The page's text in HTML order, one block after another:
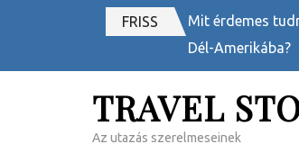
(Press
FRISS
Mit érdemes
Dél-Amerikába?
TRAVEL
Az utazás szerelmeseinek